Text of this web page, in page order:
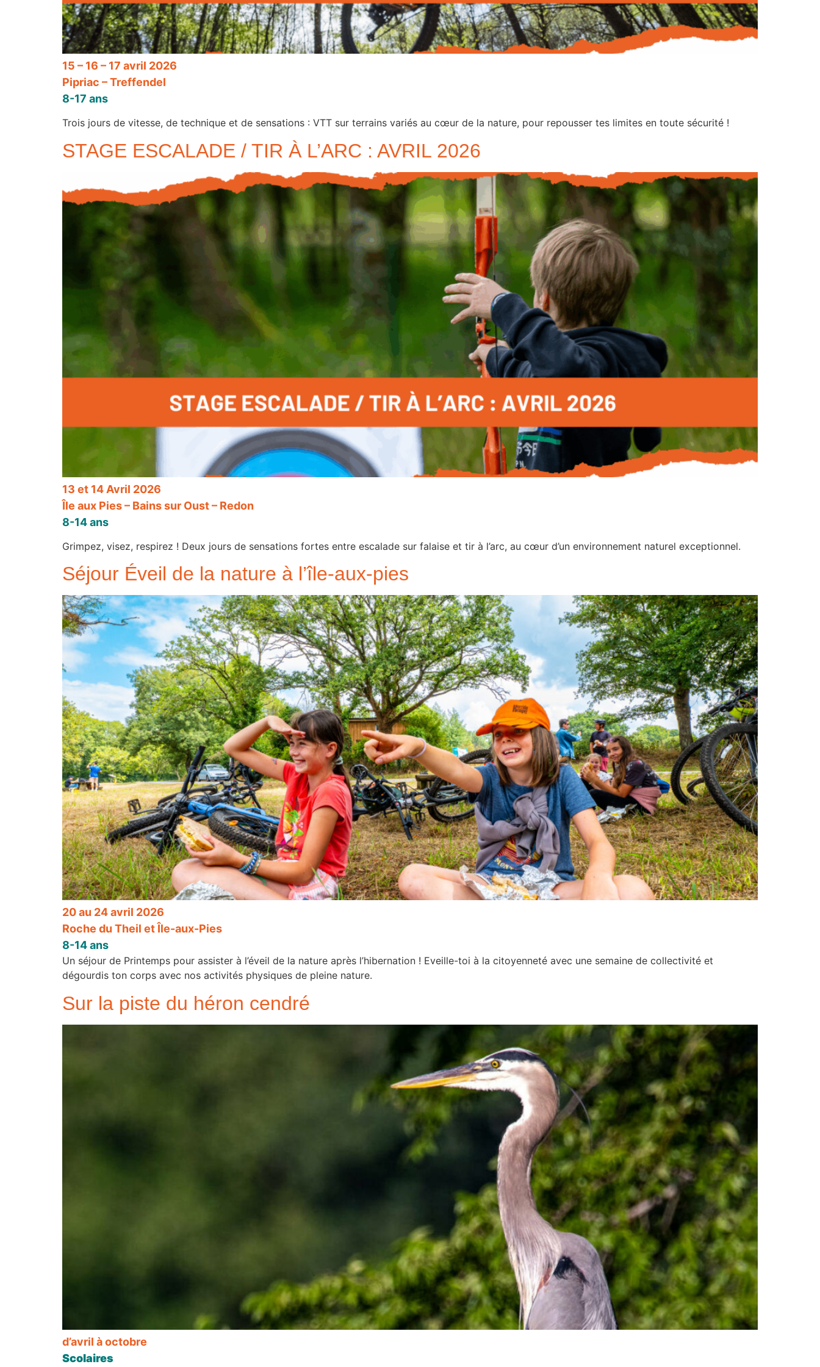
15 – 16 – 17 avril 2026
Pipriac – Treffendel
8-17 ans
Trois jours de vitesse, de technique et de sensations : VTT sur terrains variés au cœur de la nature, pour repousser tes limites en toute sécurité !
STAGE ESCALADE / TIR À L’ARC : AVRIL 2026
13 et 14 Avril 2026
Île aux Pies – Bains sur Oust – Redon
8-14 ans
Grimpez, visez, respirez ! Deux jours de sensations fortes entre escalade sur falaise et tir à l’arc, au cœur d’un environnement naturel exceptionnel.
Séjour Éveil de la nature à l’île-aux-pies
20 au 24 avril 2026
Roche du Theil et Île-aux-Pies
8-14 ans
Un séjour de Printemps pour assister à l’éveil de la nature après l’hibernation ! Eveille-toi à la citoyenneté avec une semaine de collectivité et
dégourdis ton corps avec nos activités physiques de pleine nature.
Sur la piste du héron cendré
d’avril à octobre
Scolaires